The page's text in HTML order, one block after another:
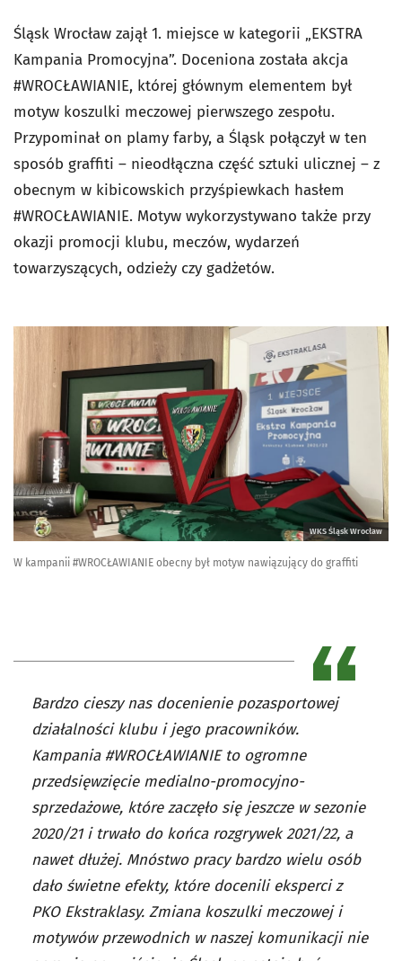
Śląsk Wrocław zajął 1. miejsce w kategorii „EKSTRA
Kampania Promocyjna”. Doceniona została akcja
#WROCŁAWIANIE, której głównym elementem był
motyw koszulki meczowej pierwszego zespołu.
Przypominał on plamy farby, a Śląsk połączył w ten
sposób graffiti – nieodłączna część sztuki ulicznej – z
obecnym w kibicowskich przyśpiewkach hasłem
#WROCŁAWIANIE. Motyw wykorzystywano także przy
okazji promocji klubu, meczów, wydarzeń
towarzyszących, odzieży czy gadżetów.
WKS Śląsk Wrocław
W kampanii #WROCŁAWIANIE obecny był motyw nawiązujący do graffiti
Bardzo cieszy nas docenienie pozasportowej
działalności klubu i jego pracowników.
Kampania #WROCŁAWIANIE to ogromne
przedsięwzięcie medialno-promocyjno-
sprzedażowe, które zaczęło się jeszcze w sezonie
2020/21 i trwało do końca rozgrywek 2021/22, a
nawet dłużej. Mnóstwo pracy bardzo wielu osób
dało świetne efekty, które docenili eksperci z
PKO Ekstraklasy. Zmiana koszulki meczowej i
motywów przewodnich w naszej komunikacji nie